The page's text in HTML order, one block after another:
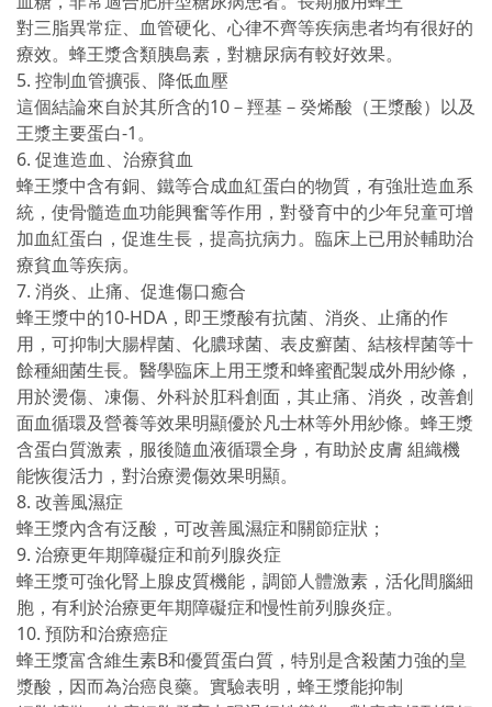
對三脂異常症、血管硬化、心律不齊等疾病患者均有很好的
療效。蜂王漿含類胰島素，對糖尿病有較好效果。
5. 控制血管擴張、降低血壓
這個結論來自於其所含的10－羥基－癸烯酸（王漿酸）以及
王漿主要蛋白-1。
6. 促進造血、治療貧血
蜂王漿中含有銅、鐵等合成血紅蛋白的物質，有強壯造血系
統，使骨髓造血功能興奮等作用，對發育中的少年兒童可增
加血紅蛋白，促進生長，提高抗病力。臨床上已用於輔助治
療貧血等疾病。
7. 消炎、止痛、促進傷口癒合
蜂王漿中的10-HDA，即王漿酸有抗菌、消炎、止痛的作
用，可抑制大腸桿菌、化膿球菌、表皮癬菌、結核桿菌等十
餘種細菌生長。醫學臨床上用王漿和蜂蜜配製成外用紗條，
用於燙傷、凍傷、外科於肛科創面，其止痛、消炎，改善創
面血循環及營養等效果明顯優於凡士林等外用紗條。蜂王漿
含蛋白質激素，服後隨血液循環全身，有助於皮膚 組織機
能恢復活力，對治療燙傷效果明顯。
8. 改善風濕症
蜂王漿內含有泛酸，可改善風濕症和關節症狀；
9. 治療更年期障礙症和前列腺炎症
蜂王漿可強化腎上腺皮質機能，調節人體激素，活化間腦細
胞，有利於治療更年期障礙症和慢性前列腺炎症。
10. 預防和治療癌症
蜂王漿富含維生素B和優質蛋白質，特別是含殺菌力強的皇
漿酸，因而為治癌良藥。實驗表明，蜂王漿能抑制